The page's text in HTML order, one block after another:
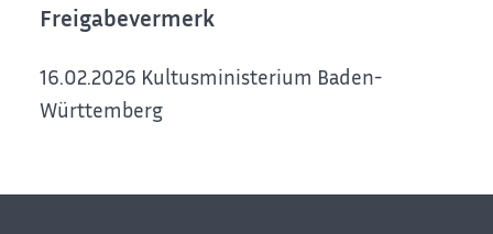
Freigabevermerk
16.02.2026 Kultusministerium Baden-
Württemberg